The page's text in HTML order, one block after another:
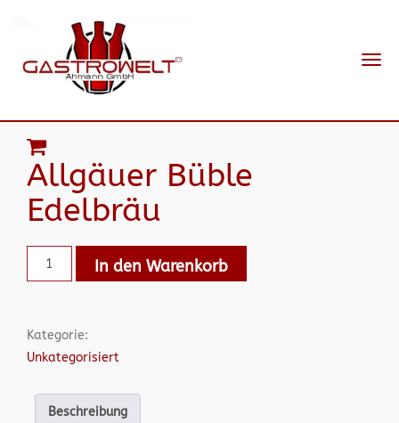
Allgäuer Büble
Edelbräu
In den Warenkorb
Kategorie:
Unkategorisiert
Beschreibung